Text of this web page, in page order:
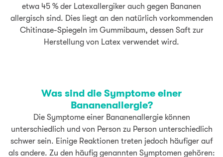
etwa 45 % der Latexallergiker auch gegen Bananen
allergisch sind. Dies liegt an den natürlich vorkommenden
Chitinase-Spiegeln im Gummibaum, dessen Saft zur
Herstellung von Latex verwendet wird.
Was sind die Symptome einer
Bananenallergie?
Die Symptome einer Bananenallergie können
unterschiedlich und von Person zu Person unterschiedlich
schwer sein. Einige Reaktionen treten jedoch häufiger auf
als andere. Zu den häufig genannten Symptomen gehören: